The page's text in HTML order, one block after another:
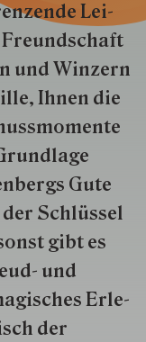
Lei­
und Win­zern
Ihnen die
Gute
Schlüs­sel
gibt es
und
Er­le­
der